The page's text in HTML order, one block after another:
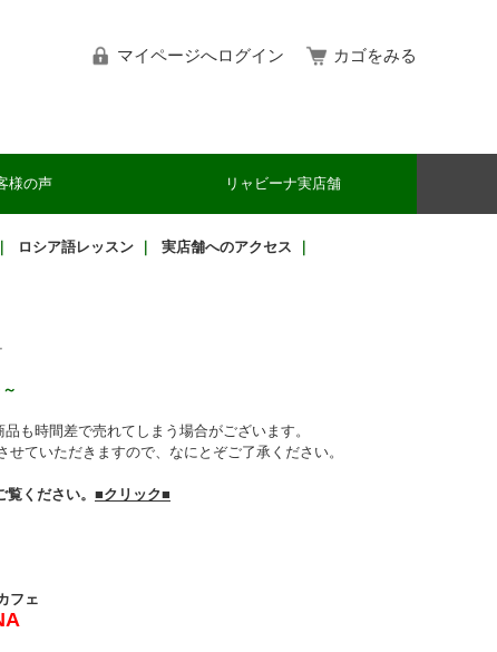
マイページへログイン カゴをみる
様の声 リャビーナ実店舗
ロシア語レッスン 実店舗へのアクセス
も時間差で売れてしまう場合がございます。
せていただきますので、なにとぞご了承ください。
ください。 ■クリック■
フェ